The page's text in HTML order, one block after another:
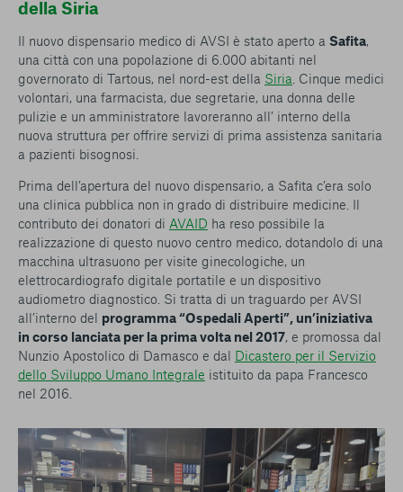
della Siria
Il nuovo dispensario medico di AVSI è stato aperto a Safita,
una città con una popolazione di 6.000 abitanti nel
governorato di Tartous, nel nord-est della Siria . Cinque medici
volontari, una farmacista, due segretarie, una donna delle
pulizie e un amministratore lavoreranno all’ interno della
nuova struttura per offrire servizi di prima assistenza sanitaria
a pazienti bisognosi.
Prima dell’apertura del nuovo dispensario, a Safita c’era solo
una clinica pubblica non in grado di distribuire medicine. Il
contributo dei donatori di AVAID ha reso possibile la
realizzazione di questo nuovo centro medico, dotandolo di una
macchina ultrasuono per visite ginecologiche, un
elettrocardiografo digitale portatile e un dispositivo
audiometro diagnostico. Si tratta di un traguardo per AVSI
all’interno del programma “Ospedali Aperti”, un’iniziativa
in corso lanciata per la prima volta nel 2017, e promossa dal
Nunzio Apostolico di Damasco e dal Dicastero per il Servizio
dello Sviluppo Umano Integrale istituito da papa Francesco
nel 2016.